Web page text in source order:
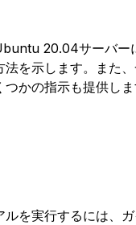
20.04サーバー
法を示します。また
かの指示も提供しま
ルを実行するには、